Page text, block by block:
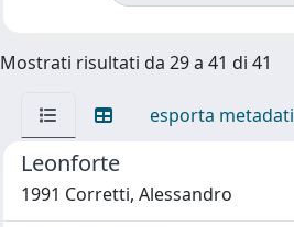
Mostrati risultati da 29 a 41 di 41
esporta metadati
Leonforte
1991 Corretti, Alessandro